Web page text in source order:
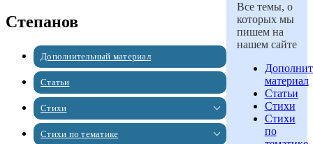
Степанов
Дополнительный материал
Статьи
Стихи
Стихи по тематике
Все темы, о
которых мы
пишем на
нашем сайте
материал
Статьи
Стихи
Стихи
по